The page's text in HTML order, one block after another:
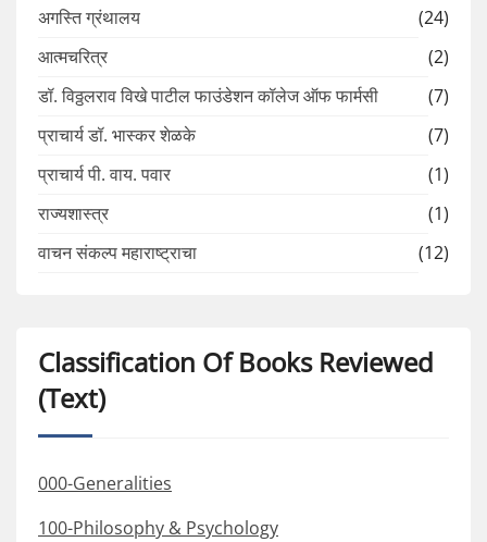
अगस्ति ग्रंथालय
(24)
आत्मचरित्र
(2)
डॉ. विठ्ठलराव विखे पाटील फाउंडेशन कॉलेज ऑफ फार्मसी
(7)
प्राचार्य डॉ. भास्कर शेळके
(7)
प्राचार्य पी. वाय. पवार
(1)
राज्यशास्त्र
(1)
वाचन संकल्प महाराष्ट्राचा
(12)
Classification Of Books Reviewed
(Text)
000-Generalities
100-Philosophy & Psychology